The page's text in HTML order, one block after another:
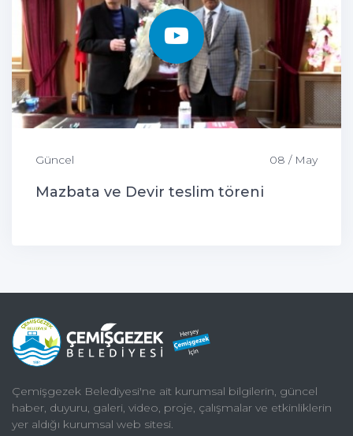
Güncel 08 / May
Mazbata ve Devir teslim töreni
Çemişgezek Belediyesi'ne ait kurumsal bilgilerin, güncel
haber, duyuru, galeri, video, proje, çalışmalar ve etkinliklerin
yer aldığı kurumsal web sitesi.